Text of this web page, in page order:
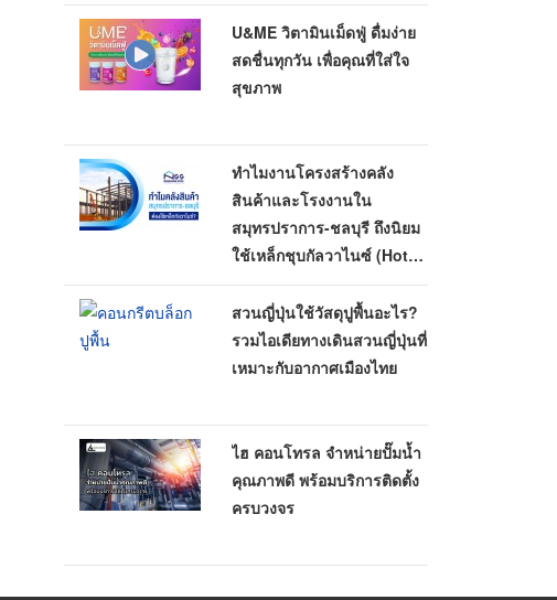
U&ME วิตามินเม็ดฟู่ ดื่มง่าย
สดชื่นทุกวัน เพื่อคุณที่ใส่ใจ
สุขภาพ
ทำไมงานโครงสร้างคลัง
สินค้าและโรงงานใน
สมุทรปราการ-ชลบุรี ถึงนิยม
ใช้เหล็กชุบกัลวาไนซ์ (Hot-
Dip Galvanized)
สวนญี่ปุ่นใช้วัสดุปูพื้นอะไร?
รวมไอเดียทางเดินสวนญี่ปุ่นที่
เหมาะกับอากาศเมืองไทย
ไฮ คอนโทรล จำหน่ายปั๊มน้ำ
คุณภาพดี พร้อมบริการติดตั้ง
ครบวงจร